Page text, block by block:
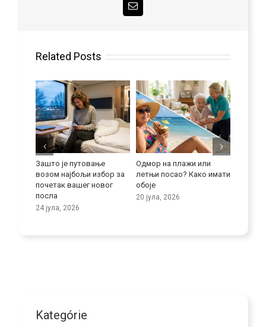
Email
Related Posts
Зашто је путовање
возом најбољи избор за
почетак вашег новог
посла
24 јула, 2026
Одмор на плажи или
летњи посао? Како имати
обоје
20 јула, 2026
Kategórie